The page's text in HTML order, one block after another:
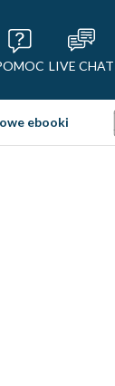
LIVE CHAT
ebooki